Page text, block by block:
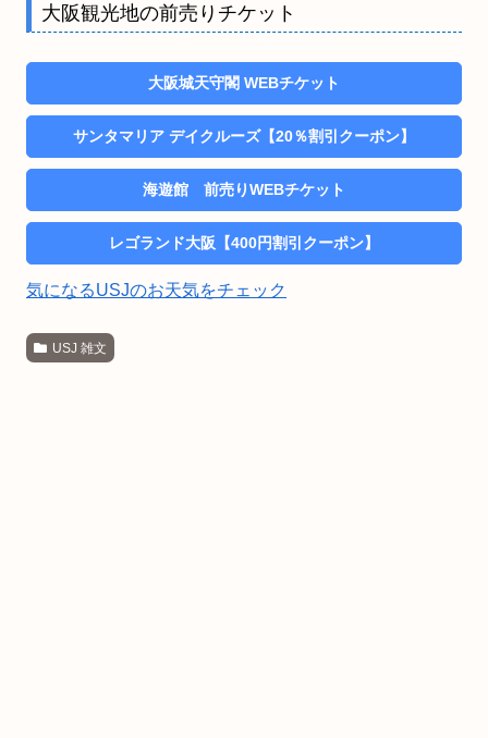
大阪観光地の前売りチケット
大阪城天守閣 WEBチケット
サンタマリア デイクルーズ【20％割引クーポン】
海遊館 前売りWEBチケット
レゴランド大阪【400円割引クーポン】
気になるUSJのお天気をチェック
USJ 雑文